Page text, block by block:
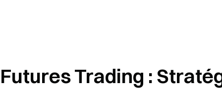
Futures Trading :